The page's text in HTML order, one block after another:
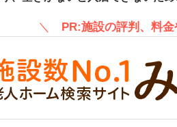
＼ PR:施設の評判、料金